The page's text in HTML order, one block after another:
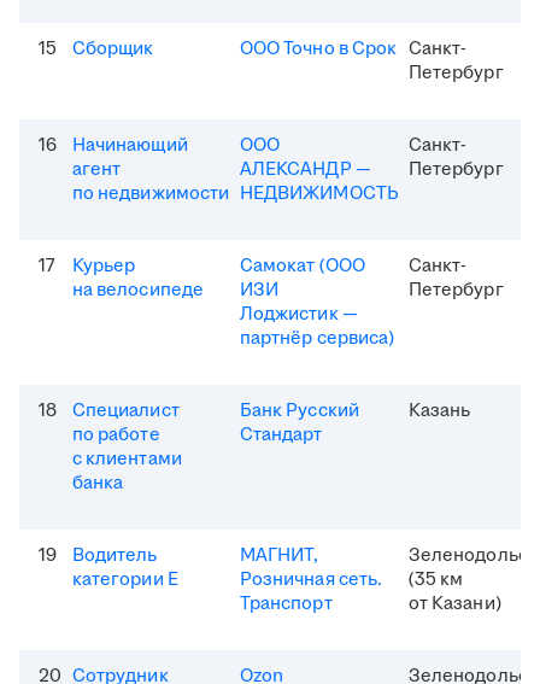
15 Сборщик ООО Точно в Срок Санкт-
Петербург
16
Начинающий
агент
по недвижимости
ООО
АЛЕКСАНДР —
НЕДВИЖИМОСТЬ
Санкт-
Петербург
17
Курьер
на велосипеде
Самокат (ООО
ИЗИ
Лоджистик —
партнёр сервиса)
Санкт-
Петербург
18
Специалист
по работе
с клиентами
банка
Банк Русский
Стандарт
Казань
19
Водитель
категории Е
МАГНИТ,
Розничная сеть.
Транспорт
Зеленодольск
(35 км
от Казани)
20 Сотрудник
Ozon
Зеленодольск